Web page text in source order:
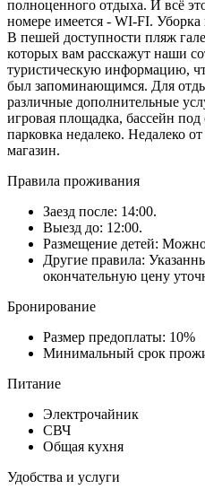
полноценного отдыха. И всё
номере имеется - WI-FI.
В пешей доступности пляж
которых вам расскажут наши
туристическую информацию,
был запоминающимся. Для
различные дополнительные
игровая площадка, бассейн
парковка недалеко. Недалеко
магазин.
Правила проживания
Заезд после: 14:00.
Выезд до: 12:00.
Размещение детей:
Другие правила:
окончательную цену
Бронирование
Размер предоплаты: 10%
Минимальный срок
Питание
Электрочайник
СВЧ
Общая кухня
Удобства и услуги